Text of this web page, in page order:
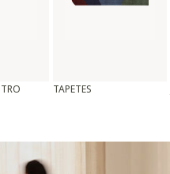
TAPETES